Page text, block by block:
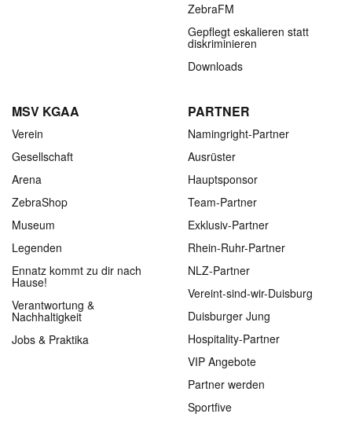
ZebraFM
Gepflegt eskalieren statt
diskriminieren
Downloads
MSV KGAA
Verein
Gesellschaft
Arena
ZebraShop
Museum
Legenden
Ennatz kommt zu dir nach
Hause!
Verantwortung &
Nachhaltigkeit
Jobs & Praktika
PARTNER
Namingright-Partner
Ausrüster
Hauptsponsor
Team-Partner
Exklusiv-Partner
Rhein-Ruhr-Partner
NLZ-Partner
Vereint-sind-wir-Duisburg
Duisburger Jung
Hospitality-Partner
VIP Angebote
Partner werden
Sportfive